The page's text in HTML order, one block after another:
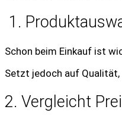
1.
Schon beim Einkauf ist
Setzt jedoch auf
2. Vergleicht